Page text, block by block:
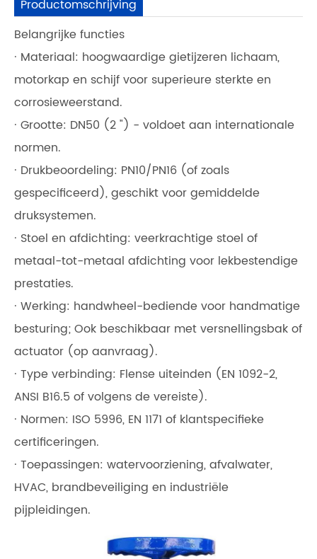
Productomschrijving
Belangrijke functies
· Materiaal: hoogwaardige gietijzeren lichaam,
motorkap en schijf voor superieure sterkte en
corrosieweerstand.
· Grootte: DN50 (2 ") - voldoet aan internationale
normen.
· Drukbeoordeling: PN10/PN16 (of zoals
gespecificeerd), geschikt voor gemiddelde
druksystemen.
· Stoel en afdichting: veerkrachtige stoel of
metaal-tot-metaal afdichting voor lekbestendige
prestaties.
· Werking: handwheel-bediende voor handmatige
besturing; Ook beschikbaar met versnellingsbak of
actuator (op aanvraag).
· Type verbinding: Flense uiteinden (EN 1092-2,
ANSI B16.5 of volgens de vereiste).
· Normen: ISO 5996, EN 1171 of klantspecifieke
certificeringen.
· Toepassingen: watervoorziening, afvalwater,
HVAC, brandbeveiliging en industriële
pijpleidingen.